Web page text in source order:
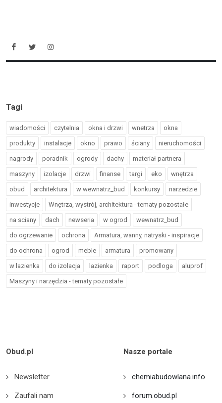
Tagi
wiadomości czytelnia okna i drzwi wnetrza okna
produkty instalacje okno prawo ściany nieruchomości
nagrody poradnik ogrody dachy materiał partnera
maszyny izolacje drzwi finanse targi eko wnętrza
obud architektura w wewnatrz_bud konkursy narzedzie
inwestycje Wnętrza, wystrój, architektura - tematy pozostałe
na sciany dach newseria w ogrod wewnatrz_bud
do ogrzewanie ochrona Armatura, wanny, natryski - inspiracje
do ochrona ogrod meble armatura promowany
w lazienka do izolacja lazienka raport podloga aluprof
Maszyny i narzędzia - tematy pozostałe
Obud.pl
Newsletter
Zaufali nam
Nasze portale
chemiabudowlana.info
forum.obud.pl